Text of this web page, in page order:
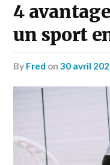
4
un sport
by Fred on30 avril